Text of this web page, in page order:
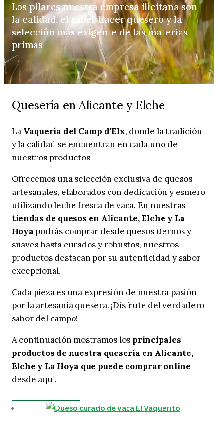
Los pilares nuestra empresa ilicitana son
la calidad, el saber hacer quesero y la
selección más exigente de las materias
primas
Quesería en Alicante y Elche
La Vaquería del Camp d’Elx, donde la tradición
y la calidad se encuentran en cada uno de
nuestros productos.
Ofrecemos una selección exclusiva de quesos
artesanales, elaborados con dedicación y esmero
utilizando leche fresca de vaca. En nuestras
tiendas de quesos en Alicante, Elche y La
Hoya podrás comprar desde quesos tiernos y
suaves hasta curados y robustos, nuestros
productos destacan por su autenticidad y sabor
excepcional.
Cada pieza es una expresión de nuestra pasión
por la artesanía quesera. ¡Disfrute del verdadero
sabor del campo!
A continuación mostramos los principales
productos de nuestra quesería en Alicante,
Elche y La Hoya que puede comprar online
desde aquí.